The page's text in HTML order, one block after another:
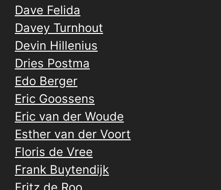
Dave Felida
Davey Turnhout
Devin Hillenius
Dries Postma
Edo Berger
Eric Goossens
Eric van der Woude
Esther van der Voort
Floris de Vree
Frank Buytendijk
Fritz de Roo